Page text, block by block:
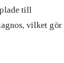
till
vilket gör